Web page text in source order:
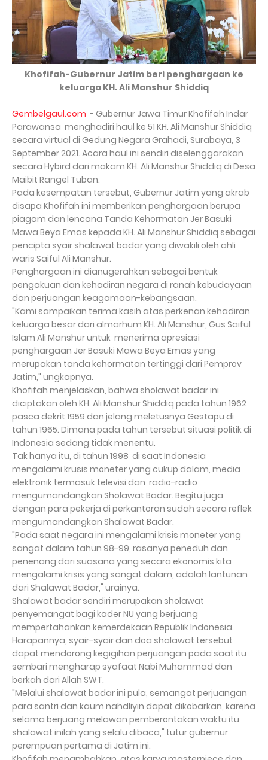
Khofifah-Gubernur Jatim beri penghargaan ke
keluarga KH. Ali Manshur Shiddiq
Gembelgaul.com - Gubernur Jawa Timur Khofifah Indar
Parawansa menghadiri haul ke 51 KH. Ali Manshur Shiddiq
secara virtual di Gedung Negara Grahadi, Surabaya, 3
September 2021. Acara haul ini sendiri diselenggarakan
secara Hybird dari makam KH. Ali Manshur Shiddiq di Desa
Maibit Rangel Tuban.
Pada kesempatan tersebut, Gubernur Jatim yang akrab
disapa Khofifah ini memberikan penghargaan berupa
piagam dan lencana Tanda Kehormatan Jer Basuki
Mawa Beya Emas kepada KH. Ali Manshur Shiddiq sebagai
pencipta syair shalawat badar yang diwakili oleh ahli
waris Saiful Ali Manshur.
Penghargaan ini dianugerahkan sebagai bentuk
pengakuan dan kehadiran negara di ranah kebudayaan
dan perjuangan keagamaan-kebangsaan.
"Kami sampaikan terima kasih atas perkenan kehadiran
keluarga besar dari almarhum KH. Ali Manshur, Gus Saiful
Islam Ali Manshur untuk menerima apresiasi
penghargaan Jer Basuki Mawa Beya Emas yang
merupakan tanda kehormatan tertinggi dari Pemprov
Jatim," ungkapnya.
Khofifah menjelaskan, bahwa sholawat badar ini
diciptakan oleh KH. Ali Manshur Shiddiq pada tahun 1962
pasca dekrit 1959 dan jelang meletusnya Gestapu di
tahun 1965. Dimana pada tahun tersebut situasi politik di
Indonesia sedang tidak menentu.
Tak hanya itu, di tahun 1998 di saat Indonesia
mengalami krusis moneter yang cukup dalam, media
elektronik termasuk televisi dan radio-radio
mengumandangkan Sholawat Badar. Begitu juga
dengan para pekerja di perkantoran sudah secara reflek
mengumandangkan Shalawat Badar.
"Pada saat negara ini mengalami krisis moneter yang
sangat dalam tahun 98-99, rasanya peneduh dan
penenang dari suasana yang secara ekonomis kita
mengalami krisis yang sangat dalam, adalah lantunan
dari Shalawat Badar," urainya.
Shalawat badar sendiri merupakan sholawat
penyemangat bagi kader NU yang berjuang
mempertahankan kemerdekaan Republik Indonesia.
Harapannya, syair-syair dan doa shalawat tersebut
dapat mendorong kegigihan perjuangan pada saat itu
sembari mengharap syafaat Nabi Muhammad dan
berkah dari Allah SWT.
"Melalui shalawat badar ini pula, semangat perjuangan
para santri dan kaum nahdliyin dapat dikobarkan, karena
selama berjuang melawan pemberontakan waktu itu
shalawat inilah yang selalu dibaca," tutur gubernur
perempuan pertama di Jatim ini.